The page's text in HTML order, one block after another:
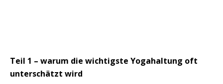
Teil 1 – warum die wichtigste Yogahaltung oft
unterschätzt wird